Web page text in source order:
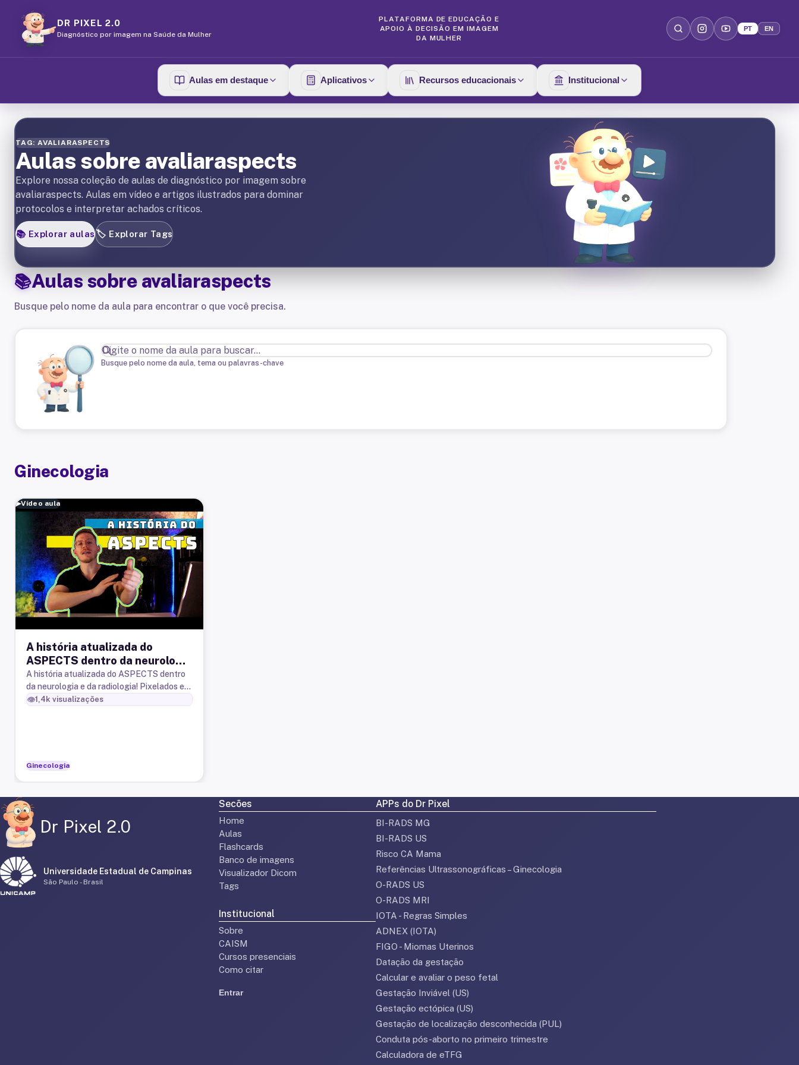
DR PIXEL 2.0
Diagnóstico por imagem na Saúde da Mulher
PLATAFORMA DE EDUCAÇÃO E
APOIO À DECISÃO EM IMAGEM
DA MULHER
PT EN
Aulas em destaque Aplicativos Recursos educacionais Institucional
TAG: AVALIARASPECTS
Aulas sobre avaliaraspects
Explore nossa coleção de aulas de diagnóstico por imagem sobre
avaliaraspects. Aulas em vídeo e artigos ilustrados para dominar
protocolos e interpretar achados críticos.
📚 Explorar aulas🏷️ Explorar Tags
Aulas sobreavaliaraspects
Busque pelo nome da aula para encontrar o que você precisa.
Busque pelo nome da aula, tema ou palavras-chave
Ginecologia
▶Vídeo aula
A história atualizada do
ASPECTS dentro da neurologia
e da radiologia
A história atualizada do ASPECTS dentro
da neurologia e da radiologia! Pixelados e
pixeladas! O ASPECTS é uma escala semi-
👁️1,4k visualizações
Ginecologia
Dr Pixel 2.0
Universidade Estadual de Campinas
São Paulo - Brasil
Secões
Home
Aulas
Flashcards
Banco de imagens
Visualizador Dicom
Tags
Institucional
Sobre
CAISM
Cursos presenciais
Como citar
Entrar
APPs do Dr Pixel
BI-RADS MG
BI-RADS US
Risco CA Mama
Referências Ultrassonográficas – Ginecologia
O-RADS US
O-RADS MRI
IOTA - Regras Simples
ADNEX (IOTA)
FIGO - Miomas Uterinos
Datação da gestação
Calcular e avaliar o peso fetal
Gestação Inviável (US)
Gestação ectópica (US)
Gestação de localização desconhecida (PUL)
Conduta pós-aborto no primeiro trimestre
Calculadora de eTFG